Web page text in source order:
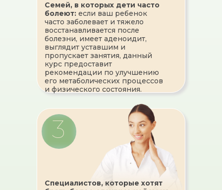
Семей, в которых дети часто
болеют: если ваш ребенок
часто заболевает и тяжело
восстанавливается после
болезни, имеет аденоидит,
выглядит уставшим и
пропускает занятия, данный
курс предоставит
рекомендации по улучшению
его метаболических процессов
и физического состояния.
3
Специалистов, которые хотят